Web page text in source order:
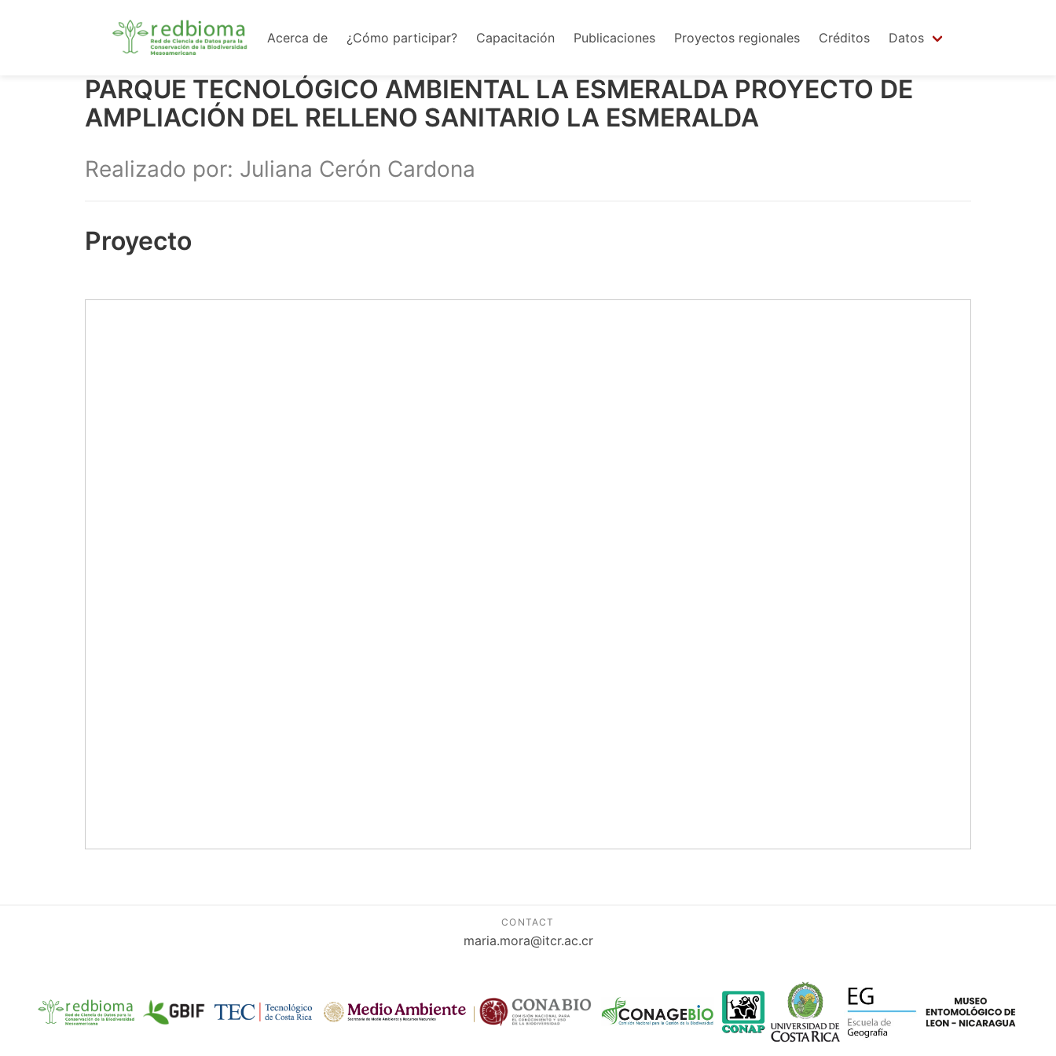
Acerca de ¿Cómo participar? Capacitación Publicaciones Proyectos regionales Créditos Datos
PARQUE TECNOLÓGICO AMBIENTAL LA ESMERALDA PROYECTO DE
AMPLIACIÓN DEL RELLENO SANITARIO LA ESMERALDA
Realizado por: Juliana Cerón Cardona
Proyecto
CONTACT
maria.mora@itcr.ac.cr